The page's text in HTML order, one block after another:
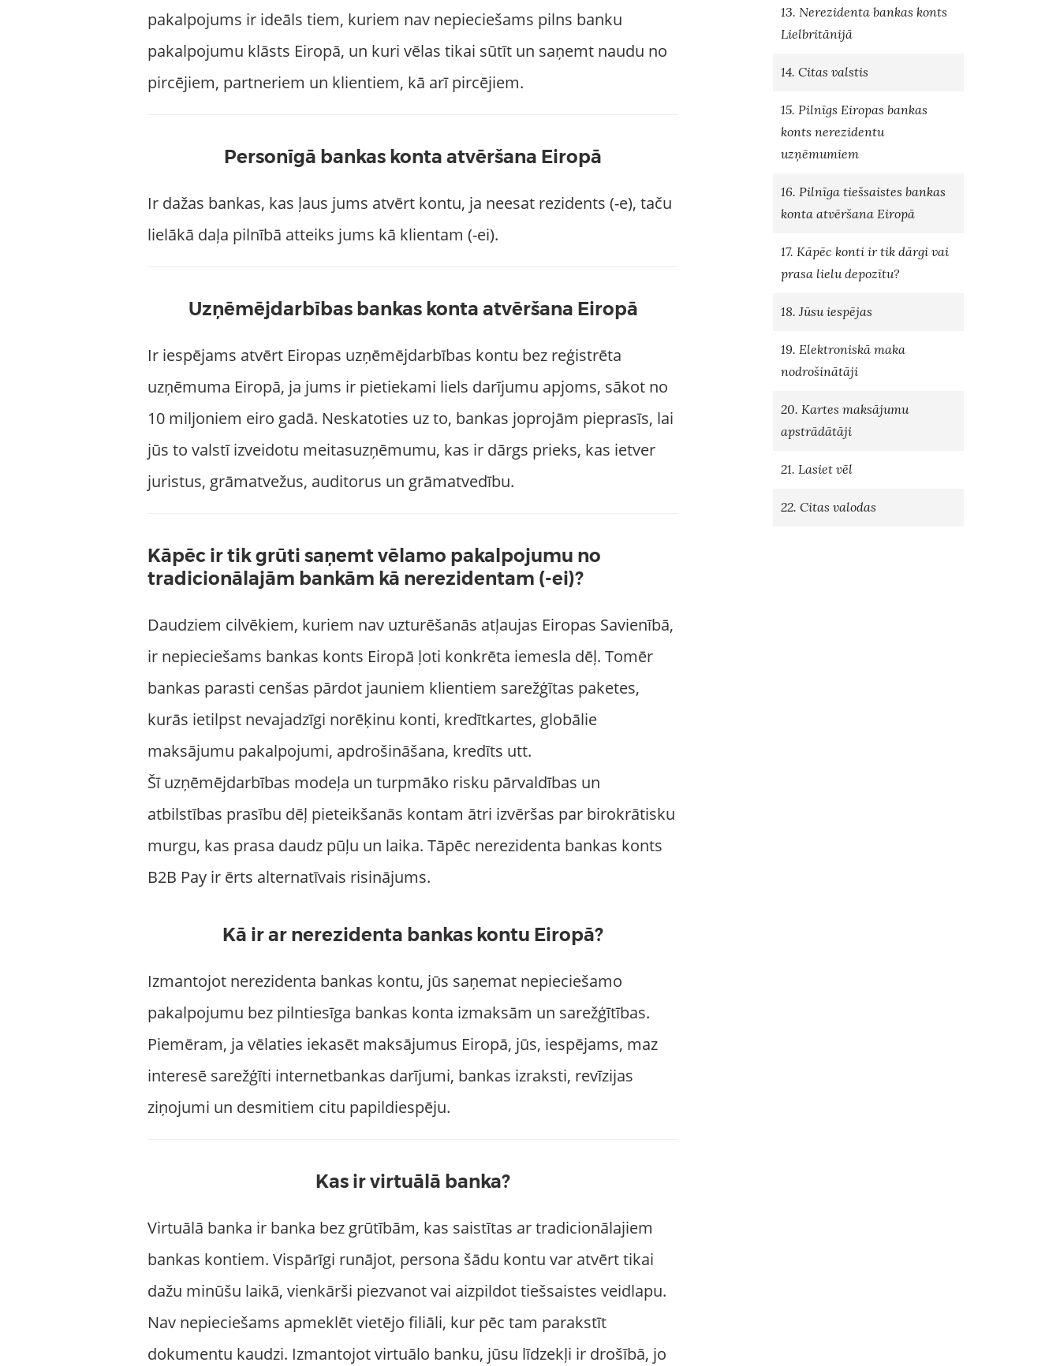
pakalpojums ir ideāls tiem, kuriem nav nepieciešams pilns banku
pakalpojumu klāsts Eiropā, un kuri vēlas tikai sūtīt un saņemt naudu no
pircējiem, partneriem un klientiem, kā arī pircējiem.
Personīgā bankas konta atvēršana Eiropā
Ir dažas bankas, kas ļaus jums atvērt kontu, ja neesat rezidents (-e), taču
lielākā daļa pilnībā atteiks jums kā klientam (-ei).
Uzņēmējdarbības bankas konta atvēršana Eiropā
Ir iespējams atvērt Eiropas uzņēmējdarbības kontu bez reģistrēta
uzņēmuma Eiropā, ja jums ir pietiekami liels darījumu apjoms, sākot no
10 miljoniem eiro gadā. Neskatoties uz to, bankas joprojām pieprasīs, lai
jūs to valstī izveidotu meitasuzņēmumu, kas ir dārgs prieks, kas ietver
juristus, grāmatvežus, auditorus un grāmatvedību.
Kāpēc ir tik grūti saņemt vēlamo pakalpojumu no
tradicionālajām bankām kā nerezidentam (-ei)?
Daudziem cilvēkiem, kuriem nav uzturēšanās atļaujas Eiropas Savienībā,
ir nepieciešams bankas konts Eiropā ļoti konkrēta iemesla dēļ. Tomēr
bankas parasti cenšas pārdot jauniem klientiem sarežģītas paketes,
kurās ietilpst nevajadzīgi norēķinu konti, kredītkartes, globālie
maksājumu pakalpojumi, apdrošināšana, kredīts utt.
Šī uzņēmējdarbības modeļa un turpmāko risku pārvaldības un
atbilstības prasību dēļ pieteikšanās kontam ātri izvēršas par birokrātisku
murgu, kas prasa daudz pūļu un laika. Tāpēc nerezidenta bankas konts
B2B Pay ir ērts alternatīvais risinājums.
Kā ir ar nerezidenta bankas kontu Eiropā?
Izmantojot nerezidenta bankas kontu, jūs saņemat nepieciešamo
pakalpojumu bez pilntiesīga bankas konta izmaksām un sarežģītības.
Piemēram, ja vēlaties iekasēt maksājumus Eiropā, jūs, iespējams, maz
interesē sarežģīti internetbankas darījumi, bankas izraksti, revīzijas
ziņojumi un desmitiem citu papildiespēju.
Kas ir virtuālā banka?
Virtuālā banka ir banka bez grūtībām, kas saistītas ar tradicionālajiem
bankas kontiem. Vispārīgi runājot, persona šādu kontu var atvērt tikai
dažu minūšu laikā, vienkārši piezvanot vai aizpildot tiešsaistes veidlapu.
Nav nepieciešams apmeklēt vietējo filiāli, kur pēc tam parakstīt
dokumentu kaudzi. Izmantojot virtuālo banku, jūsu līdzekļi ir drošībā, jo
13. Nerezidenta bankas konts
Lielbritānijā
14. Citas valstis
15. Pilnīgs Eiropas bankas
konts nerezidentu
uzņēmumiem
16. Pilnīga tiešsaistes bankas
konta atvēršana Eiropā
17. Kāpēc konti ir tik dārgi vai
prasa lielu depozītu?
18. Jūsu iespējas
19. Elektroniskā maka
nodrošinātāji
20. Kartes maksājumu
apstrādātāji
21. Lasiet vēl
22. Citas valodas